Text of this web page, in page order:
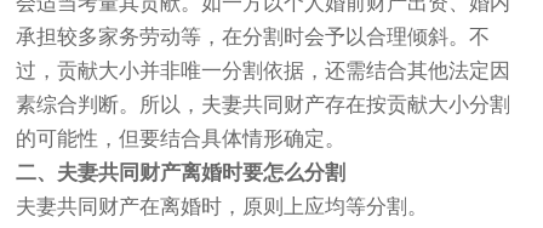
承担较多家务劳动等，在分割时会予以合理倾斜。不
过，贡献大小并非唯一分割依据，还需结合其他法定因
素综合判断。所以，夫妻共同财产存在按贡献大小分割
的可能性，但要结合具体情形确定。
二、夫妻共同财产离婚时要怎么分割
夫妻共同财产在离婚时，原则上应均等分割。